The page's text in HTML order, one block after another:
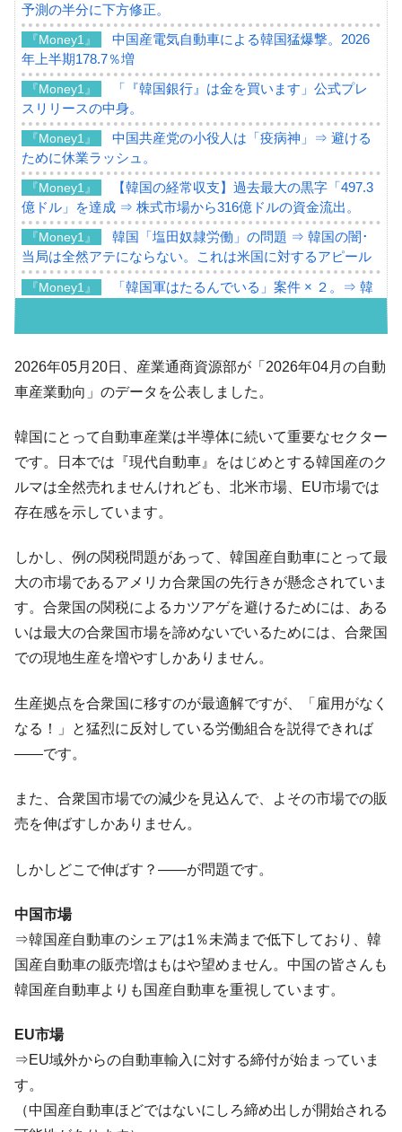
予測の半分に下方修正。
『Money1』
中国産電気自動車による韓国猛爆撃。2026
年上半期178.7％増
『Money1』
「『韓国銀行』は金を買います」公式プレ
スリリースの中身。
『Money1』
中国共産党の小役人は「疫病神」⇒ 避ける
ために休業ラッシュ。
『Money1』
【韓国の経常収支】過去最大の黒字「497.3
億ドル」を達成 ⇒ 株式市場から316億ドルの資金流出。
『Money1』
韓国「塩田奴隷労働」の問題 ⇒ 韓国の闇･
当局は全然アテにならない。これは米国に対するアピール
『Money1』
「韓国軍はたるんでいる」案件 × ２。⇒ 韓
『Money1』
韓国メディアが「韓国政府と李在明が吊る
される可能性もあるのでは」とほのめかす。
『Money1』
韓国07月･物価指数「2.8％」に低下 ⇒ 実は
『Money1』
韓国･猛暑でソウル市全域「猛暑重大警報」
発令。李在明「猛暑・干ばつ対処状況点検会議」
『Money1』
【日本市場再挑戦中】韓国『現代自動車』
07月販売台数は去年のほぼ半分「71台」しか売れなかっ
た。『起亜』は9台だけ
『Money1』
韓国「信用赦免を何回やっても、何回やっ
ても」⇒ 257万人赦免したのに60万人がまた延滞者に転
落！
『Money1』
韓国K9専用砲弾･装薬自動供給装甲車両･珍
兵器「K10」が改良に乗り出す。
体だけで410億ドル、輸出全体の41％もある
『Money1』
韓国･李在明「青年層の雇用状況が悪い。せ
ル。外平債の発行「19.4億ドル」
『Money1』
韓国「ここは北朝鮮なのか。選管がサーバ
『Money1』
韓国･李在明さっそく不動産対策で浅薄な発
『Money1』
だ。
『Money1』
『韓国銀行』が「金の保有量を増やしま
す」⇒「金を経由するドル入手」手段ではないのか？
ル」まで拡大 ⇒ 海外資金の動きに強く左右される状態
『Money1』
韓国･帰ってきた李在明。李在明を支持しな
い「50.5％」に上昇
『Money1』
韓国大統領府ボンクラ政策室長が告発され
2026年05月20日、産業通商資源部が「2026年04月の自動
車産業動向」のデータを公表しました。
韓国にとって自動車産業は半導体に続いて重要なセクター
です。日本では『現代自動車』をはじめとする韓国産のク
ルマは全然売れませんけれども、北米市場、EU市場では
存在感を示しています。
しかし、例の関税問題があって、韓国産自動車にとって最
大の市場であるアメリカ合衆国の先行きが懸念されていま
す。合衆国の関税によるカツアゲを避けるためには、ある
いは最大の合衆国市場を諦めないでいるためには、合衆国
での現地生産を増やすしかありません。
生産拠点を合衆国に移すのが最適解ですが、「雇用がなく
なる！」と猛烈に反対している労働組合を説得できれば
――です。
また、合衆国市場での減少を見込んで、よその市場での販
売を伸ばすしかありません。
しかしどこで伸ばす？――が問題です。
中国市場
⇒韓国産自動車のシェアは1％未満まで低下しており、韓
国産自動車の販売増はもはや望めません。中国の皆さんも
韓国産自動車よりも国産自動車を重視しています。
EU市場
⇒EU域外からの自動車輸入に対する締付が始まっていま
す。
（中国産自動車ほどではないにしろ締め出しが開始される